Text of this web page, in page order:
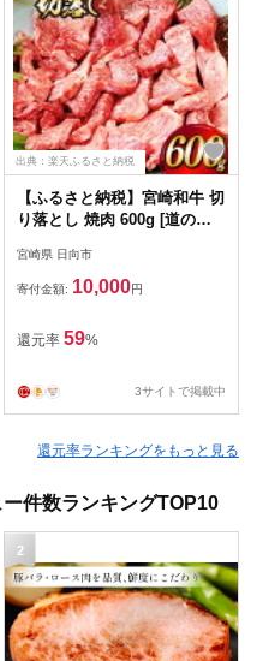
出典：楽天ふるさと納税
【ふるさと納税】宮崎和牛 切
り落とし 焼肉 600g [道の駅
市 452060795] 切落し きりお
とし 牛肉 黒毛和牛 宮崎県産
宮崎県 日向市
寄付金額: 10,000円
還元率 59%
3サイトで掲載中
還元率ランキングをもっと見る
件数ランキングTOP10
2